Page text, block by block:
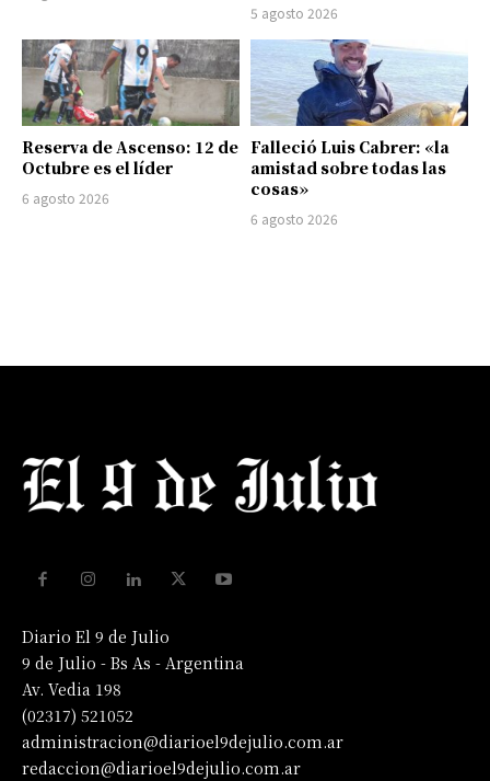
5 agosto 2026
Reserva de Ascenso: 12 de
Octubre es el líder
6 agosto 2026
Falleció Luis Cabrer: «la
amistad sobre todas las
cosas»
6 agosto 2026
Diario El 9 de Julio
9 de Julio - Bs As - Argentina
Av. Vedia 198
(02317) 521052
administracion@diarioel9dejulio.com.ar
redaccion@diarioel9dejulio.com.ar